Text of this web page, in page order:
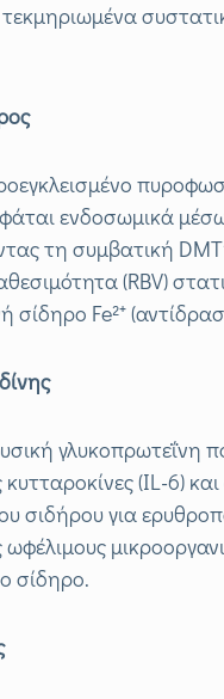
ενδοσωμικά
τη συμβατική
(RBV)
σίδηρο Fe²⁺
γλυκοπρωτεΐνη
κυτταροκίνες (IL-
σιδήρου για
ωφέλιμους
σίδηρο.